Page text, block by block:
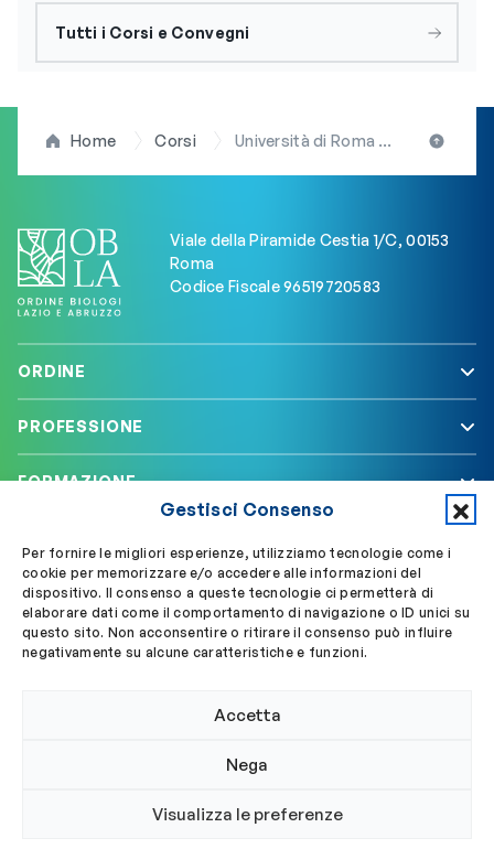
Gestisci Consenso
Per fornire le migliori esperienze, utilizziamo tecnologie come i
cookie per memorizzare e/o accedere alle informazioni del
dispositivo. Il consenso a queste tecnologie ci permetterà di
elaborare dati come il comportamento di navigazione o ID unici su
questo sito. Non acconsentire o ritirare il consenso può influire
negativamente su alcune caratteristiche e funzioni.
Accetta
Nega
Visualizza le preferenze
Tutti i Corsi e Convegni
Home Corsi Università di Roma Tor Vergata, bando di concorso anno accademico 2025/2026 per laureati Non Medici
Viale della Piramide Cestia 1/C, 00153
Roma
Codice Fiscale 96519720583
ORDINE
PROFESSIONE
FORMAZIONE
Segui OBLA su Accedi a My OBLA
Cookie policy